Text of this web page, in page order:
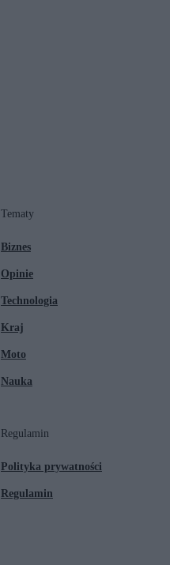
Tematy
Biznes
Opinie
Technologia
Kraj
Moto
Nauka
Regulamin
Polityka prywatności
Regulamin